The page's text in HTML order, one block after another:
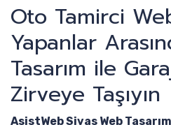
Oto Tamirci
Yapanlar
Tasarım ile
Zirveye Taşıyın
AsistWeb Sivas Web Tasarım